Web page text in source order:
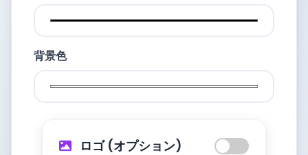
背景色
ロゴ (オプション)